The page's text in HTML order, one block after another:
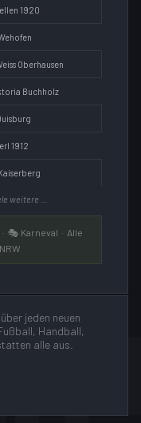
1920
Oberhausen
Buchholz
1912
weitere …
🎭 Karneval · Alle
jeden neuen
Handball,
alle aus.